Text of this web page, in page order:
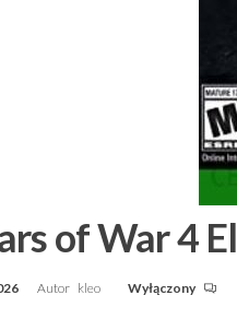
of War 4
Autor kleo Wyłączony